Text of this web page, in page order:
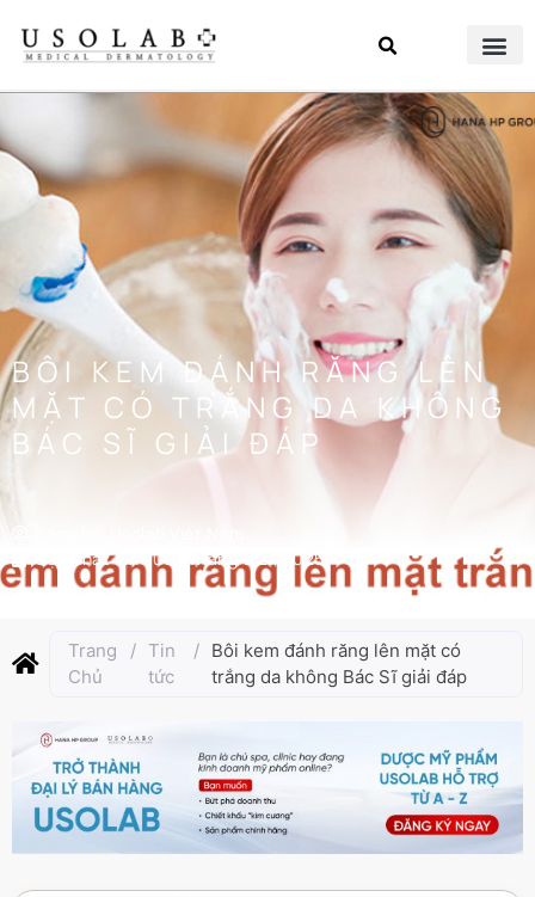
BÔI KEM ĐÁNH RĂNG LÊN
MẶT CÓ TRẮNG DA KHÔNG
BÁC SĨ GIẢI ĐÁP
Cập nhật lần cuối:
Tháng 9 21, 2025
Trang
Chủ
/ Tin
tức
/ Bôi kem đánh răng lên mặt có
trắng da không Bác Sĩ giải đáp